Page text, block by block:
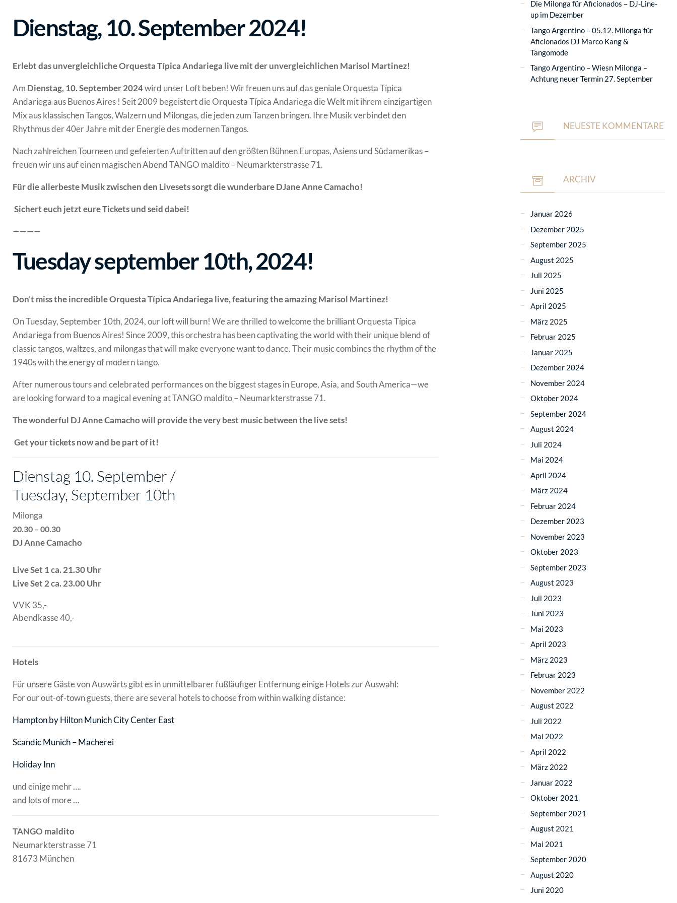
Dienstag, 10. September 2024!
Erlebt das unvergleichliche Orquesta Típica Andariega live mit der unvergleichlichen Marisol Martinez!
Am Dienstag, 10. September 2024wird unser Loft beben! Wir freuen uns auf das geniale Orquesta Típica
Andariega aus Buenos Aires ! Seit 2009 begeistert die Orquesta Típica Andariega die Welt mit ihrem einzigartigen
Mix aus klassischen Tangos, Walzern und Milongas, die jeden zum Tanzen bringen. Ihre Musik verbindet den
Rhythmus der 40er Jahre mit der Energie des modernen Tangos.
Nach zahlreichen Tourneen und gefeierten Auftritten auf den größten Bühnen Europas, Asiens und Südamerikas –
freuen wir uns auf einen magischen Abend TANGO maldito – Neumarkterstrasse 71.
Für die allerbeste Musik zwischen den Livesets sorgt die wunderbare DJane Anne Camacho!
Sichert euch jetzt eure Tickets und seid dabei!
————
Tuesday september 10th, 2024!
Don’t miss the incredible Orquesta Típica Andariega live, featuring the amazing Marisol Martinez!
On Tuesday, September 10th, 2024, our loft will burn! We are thrilled to welcome the brilliant Orquesta Típica
Andariega from Buenos Aires! Since 2009, this orchestra has been captivating the world with their unique blend of
classic tangos, waltzes, and milongas that will make everyone want to dance. Their music combines the rhythm of the
1940s with the energy of modern tango.
After numerous tours and celebrated performances on the biggest stages in Europe, Asia, and South America—we
are looking forward to a magical evening at TANGO maldito – Neumarkterstrasse 71.
The wonderful DJ Anne Camacho will provide the very best music between the live sets!
️ Get your tickets now and be part of it! ️
Dienstag 10. September /
Tuesday, September 10th
Milonga
20.30 – 00.30
DJ Anne Camacho
Live Set 1 ca. 21.30 Uhr
Live Set 2 ca. 23.00 Uhr
VVK 35,-
Abendkasse 40,-
Hotels
Für unsere Gäste von Auswärts gibt es in unmittelbarer fußläufiger Entfernung einige Hotels zur Auswahl:
For our out-of-town guests, there are several hotels to choose from within walking distance:
Hampton by Hilton Munich City Center East
Scandic Munich – Macherei
Holiday Inn
und einige mehr ….
and lots of more …
TANGO maldito
Neumarkterstrasse 71
81673 München
Die Milonga für Aficionados – DJ-Line-
up im Dezember
Tango Argentino – 05.12. Milonga für
Aficionados DJ Marco Kang &
Tangomode
Tango Argentino – Wiesn Milonga –
Achtung neuer Termin 27. September
NEUESTE KOMMENTARE
ARCHIV
Januar 2026
Dezember 2025
September 2025
August 2025
Juli 2025
Juni 2025
April 2025
März 2025
Februar 2025
Januar 2025
Dezember 2024
November 2024
Oktober 2024
September 2024
August 2024
Juli 2024
Mai 2024
April 2024
März 2024
Februar 2024
Dezember 2023
November 2023
Oktober 2023
September 2023
August 2023
Juli 2023
Juni 2023
Mai 2023
April 2023
März 2023
Februar 2023
November 2022
August 2022
Juli 2022
Mai 2022
April 2022
März 2022
Januar 2022
Oktober 2021
September 2021
August 2021
Mai 2021
September 2020
August 2020
Juni 2020